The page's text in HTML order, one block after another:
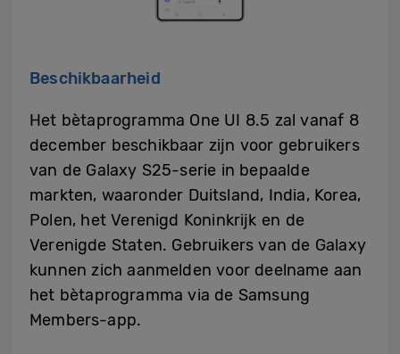
Beschikbaarheid
Het bètaprogramma One UI 8.5 zal vanaf 8
december beschikbaar zijn voor gebruikers
van de Galaxy S25-serie in bepaalde
markten, waaronder Duitsland, India, Korea,
Polen, het Verenigd Koninkrijk en de
Verenigde Staten. Gebruikers van de Galaxy
kunnen zich aanmelden voor deelname aan
het bètaprogramma via de Samsung
Members-app.